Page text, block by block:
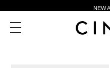
NEW
新規会員登録
toggle
navigation